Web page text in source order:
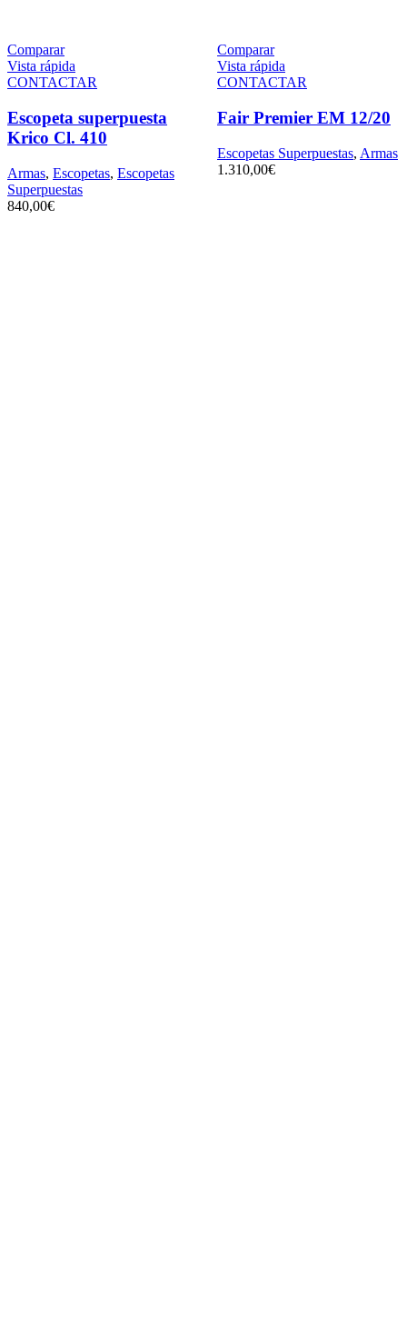
Comparar
Vista rápida
CONTACTAR
Escopeta superpuesta
Krico Cl. 410
Armas, Escopetas, Escopetas
Superpuestas
840,00€
Comparar
Vista rápida
CONTACTAR
Fair Premier EM 12/20
Escopetas Superpuestas, Armas
1.310,00€